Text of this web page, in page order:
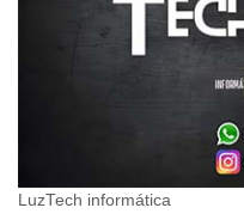
LuzTech informática